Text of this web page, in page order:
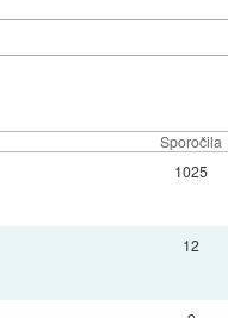
Sporočila
1025
12